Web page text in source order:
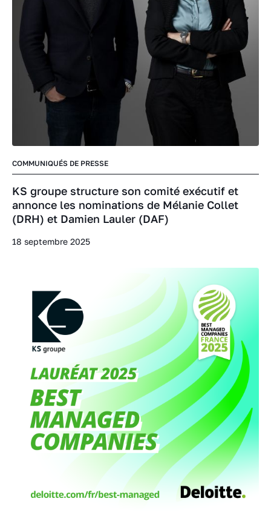
COMMUNIQUÉS DE PRESSE
KS groupe structure son comité exécutif et
annonce les nominations de Mélanie Collet
(DRH) et Damien Lauler (DAF)
18 septembre 2025